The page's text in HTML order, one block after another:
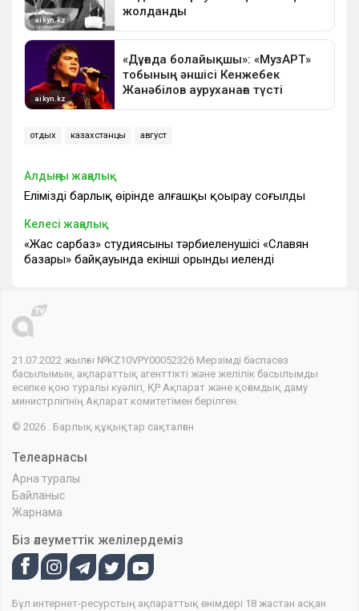
отдых казахстанцы август
Алдыңғы жаңалық
Еліміздің барлық өңірінде алғашқы қоңырау соғылды
Келесі жаңалық
«Жас сарбаз» студиясының тәрбиеленушісі «Славян
базары» байқауында екінші орынды иеленді
21.07.2022 жылғы №KZ10VPY00052326 Мерзімді баспасөз
басылымын, ақпараттық агенттікті және желілік басылымды
есепке қою туралы куәлігі, ҚР Ақпарат және қоғамдық даму
министрлігінің Ақпарат комитетімен берілген.
© 2026 . Барлық құқықтар сақталған
Телеарнасы
Арна туралы
Байланыс
Жарнама
Біз әлеуметтік желілердеміз
Бұл интернет-ресурстың ақпараттық өнімдері 18 жастан асқан